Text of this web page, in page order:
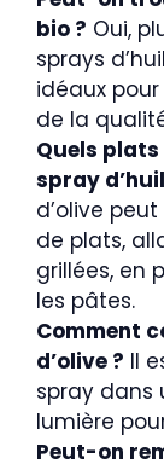
bio ? Oui,
sprays
idéaux
de la
Quels
spray
d’olive
de plats,
grillées, en
les pâtes.
Comment
d’olive ? Il
spray dans
lumière
Peut-on